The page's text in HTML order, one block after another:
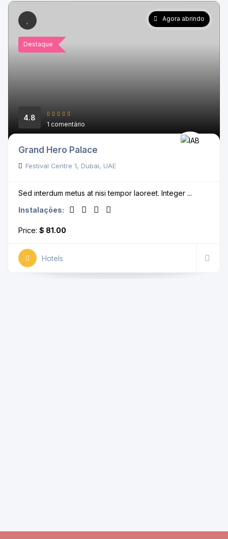
Destaque
Agora abrindo
4.8
1 comentário
Grand Hero Palace
Festival Centre 1, Dubai, UAE
Sed interdum metus at nisi tempor laoreet. Integer ...
Instalações:
Price: $ 81.00
Hotels